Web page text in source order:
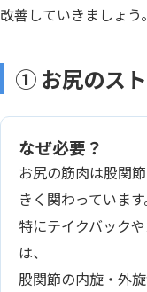
改善していきましょう。
① お尻のス
なぜ必要？
お尻の筋肉は股関
きく関わっています
特にテイクバック
は、
股関節の内旋・外